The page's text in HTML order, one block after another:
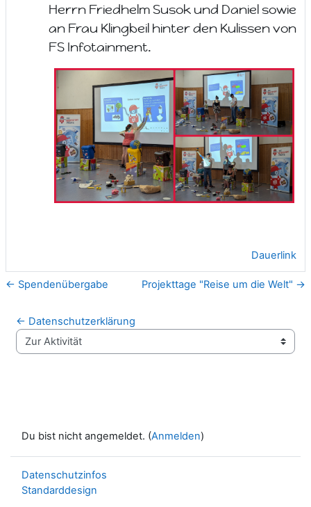
Herrn Friedhelm Susok und Daniel sowie
an Frau Klingbeil hinter den Kulissen von
FS Infotainment.
Dauerlink
← Spendenübergabe Projekttage "Reise um die Welt" →
← Datenschutzerklärung
Zur Aktivität
Du bist nicht angemeldet. (Anmelden)
Datenschutzinfos
Standarddesign